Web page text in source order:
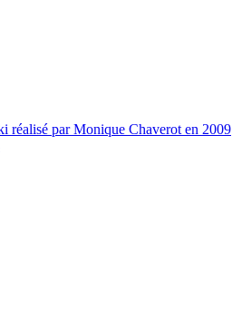
réalisé par Monique Chaverot en 2009